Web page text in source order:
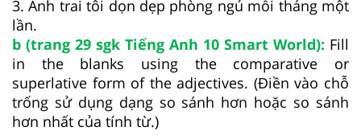
3. Anh trai tôi dọn dẹp phòng ngủ mỗi tháng một
lần.
b (trang 29 sgk Tiếng Anh 10 Smart World): Fill
in the blanks using the comparative or
superlative form of the adjectives. (Điền vào chỗ
trống sử dụng dạng so sánh hơn hoặc so sánh
hơn nhất của tính từ.)